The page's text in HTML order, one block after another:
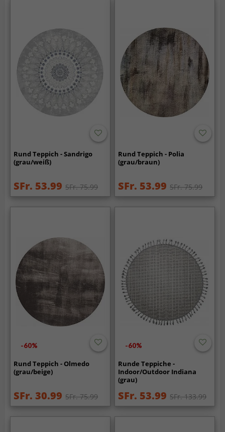
Rund Teppich - Sandrigo
(grau/weiß)
SFr. 53.99 SFr. 75.99
Rund Teppich - Polia
(grau/braun)
SFr. 53.99 SFr. 75.99
-60%
Rund Teppich - Olmedo
(grau/beige)
SFr. 30.99 SFr. 75.99
-60%
Runde Teppiche -
Indoor/Outdoor Indiana
(grau)
SFr. 53.99 SFr. 133.99